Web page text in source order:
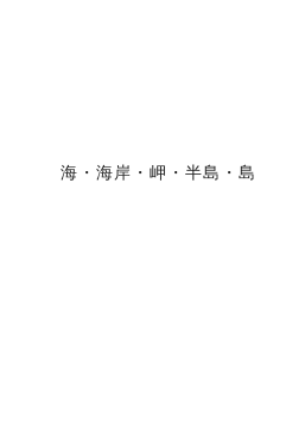
海・海岸・岬・半島・島